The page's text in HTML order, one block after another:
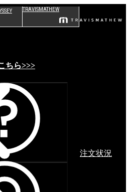
TRAVISMATHEW
ちら>>>
注文状況